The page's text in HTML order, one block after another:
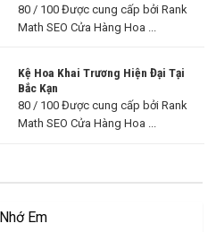
80 / 100 Được cung cấp bởi Rank
Math SEO Cửa Hàng Hoa ...
Kệ Hoa Khai Trương Hiện Đại Tại
Bắc Kạn
80 / 100 Được cung cấp bởi Rank
Math SEO Cửa Hàng Hoa ...